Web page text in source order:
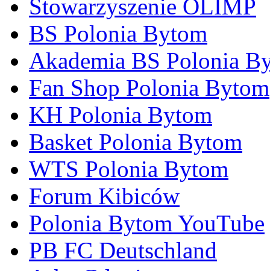
Stowarzyszenie OLIMP
BS Polonia Bytom
Akademia BS Polonia
Fan Shop Polonia Bytom
KH Polonia Bytom
Basket Polonia Bytom
WTS Polonia Bytom
Forum Kibiców
Polonia Bytom YouTube
PB FC Deutschland